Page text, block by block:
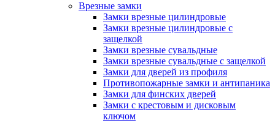
Врезные замки
Замки врезные цилиндровые
Замки врезные цилиндровые с
защелкой
Замки врезные сувальдные
Замки врезные сувальдные с защелкой
Замки для дверей из профиля
Противопожарные замки и антипаника
Замки для финских дверей
Замки с крестовым и дисковым
ключом